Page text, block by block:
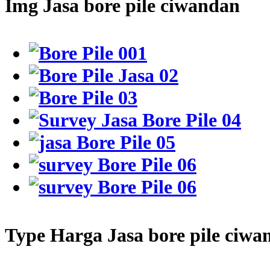
Img Jasa bore pile ciwandan
Type Harga Jasa bore pile